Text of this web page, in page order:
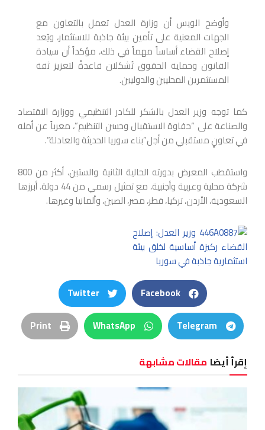
وأوضح الويس أن وزارة العدل تعمل بالتعاون مع
الجهات المعنية على تأمين بيئة جاذبة للاستثمار، ويُعد
إصلاح القضاء أساساً مهماً في ذلك، مؤكداً أن سيادة
القانون وحماية الحقوق تُشكلان قاعدةً لتعزيز ثقة
المستثمرين المحليين والدوليين.
كما توجه وزير العدل بالشكر للكادر التنظيمي ووزارة الاقتصاد
والصناعة على “حفاوة الاستقبال وحسن التنظيم”، معرباً عن أمله
في تعاونٍ مستقبلي من أجل”بناء سوريا الحديثة والعادلة”.
واستقطب المعرض بدورته الحالية الثانية والستين، أكثر من 800
شركة محلية وعربية وأجنبية، مع تمثيل رسمي من 44 دولة، أبرزها
السعودية، الأردن، تركيا، قطر، مصر، الصين، وألمانيا وغيرها.
Facebook
Twitter
Telegram
WhatsApp
Print
إقرأ أيضا مقالات مشابهة